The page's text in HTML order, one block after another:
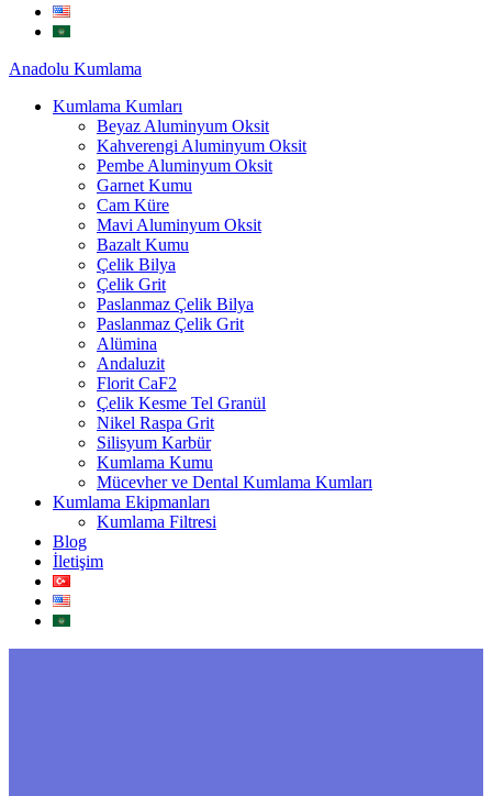
Anadolu Kumlama
Kumlama Kumları
Beyaz Aluminyum Oksit
Kahverengi Aluminyum Oksit
Pembe Aluminyum Oksit
Garnet Kumu
Cam Küre
Mavi Aluminyum Oksit
Bazalt Kumu
Çelik Bilya
Çelik Grit
Paslanmaz Çelik Bilya
Paslanmaz Çelik Grit
Alümina
Andaluzit
Florit CaF2
Çelik Kesme Tel Granül
Nikel Raspa Grit
Silisyum Karbür
Kumlama Kumu
Mücevher ve Dental Kumlama Kumları
Kumlama Ekipmanları
Kumlama Filtresi
Blog
İletişim